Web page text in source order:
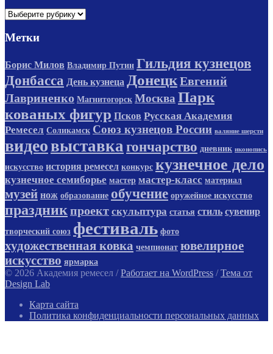
Рубрики
Метки
Борис Милов Владимир Путин Гильдия кузнецов
Донбасса День кузнеца ДонецкЕвгений
Лавриненко Магнитогорск Москва Парк
кованых фигур Псков Русская Академия
Ремесел Соликамск Союз кузнецов России валяние шерсти
видеовыставка гончарство дневник иконопись
искусство история ремесел конкурс кузнечное дело
кузнечное семиборье мастер мастер-класс материал
музей нож образование обучение оружейное искусство
праздник проект скульптура статья стиль сувенир
творческий союз фестиваль фото
художественная ковка чемпионат ювелирное
искусство ярмарка
© 2026 Академия ремесел / Работает на WordPress / Тема от
Design Lab
Карта сайта
Политика конфиденциальности персональных данных